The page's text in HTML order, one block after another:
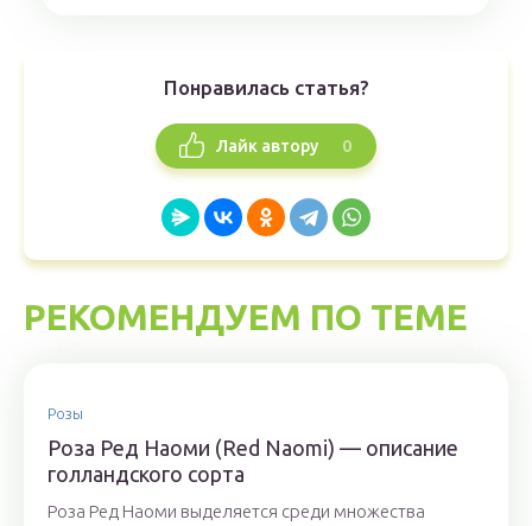
Понравилась статья?
Лайк автору 0
РЕКОМЕНДУЕМ ПО ТЕМЕ
Розы
Роза Ред Наоми (Red Naomi) — описание
голландского сорта
Роза Ред Наоми выделяется среди множества